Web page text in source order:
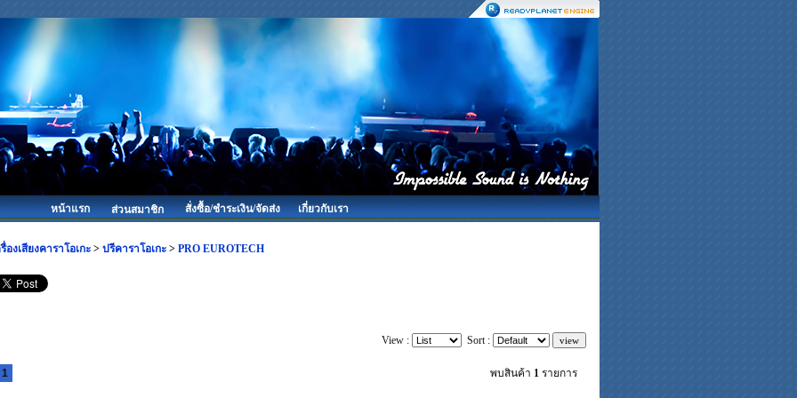
หน้าแรก ส่วนสมาชิก สั่งซื้อ/ชำระเงิน/จัดส่ง เกี่ยวกับเรา
องเสียงคาราโอเกะ > ปรีคาราโอเกะ > PRO EUROTECH
View : Sort :
1 พบสินค้า 1 รายการ